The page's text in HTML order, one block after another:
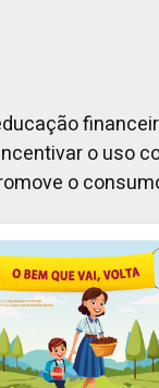
o uso
o